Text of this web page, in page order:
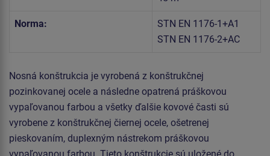
Norma:
STN EN 1176-1+A1
STN EN 1176-2+AC
Nosná konštrukcia je vyrobená z konštrukčnej
pozinkovanej ocele a následne opatrená práškovou
vypaľovanou farbou a všetky ďalšie kovové časti sú
vyrobene z konštrukčnej čiernej ocele, ošetrenej
pieskovaním, duplexným nástrekom práškovou
vypaľovanou farbou. Tieto konštrukcie sú uložené do